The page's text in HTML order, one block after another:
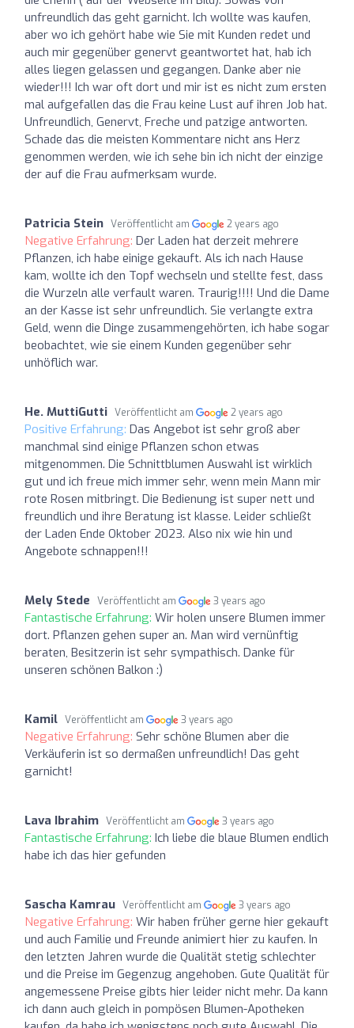
unfreundlich das geht garnicht. Ich wollte was kaufen,
aber wo ich gehört habe wie Sie mit Kunden redet und
auch mir gegenüber genervt geantwortet hat, hab ich
alles liegen gelassen und gegangen. Danke aber nie
wieder!!! Ich war oft dort und mir ist es nicht zum ersten
mal aufgefallen das die Frau keine Lust auf ihren Job hat.
Unfreundlich, Genervt, Freche und patzige antworten.
Schade das die meisten Kommentare nicht ans Herz
genommen werden, wie ich sehe bin ich nicht der einzige
der auf die Frau aufmerksam wurde.
Patricia Stein Veröffentlicht am 2 years ago
Negative Erfahrung: Der Laden hat derzeit mehrere
Pflanzen, ich habe einige gekauft. Als ich nach Hause
kam, wollte ich den Topf wechseln und stellte fest, dass
die Wurzeln alle verfault waren. Traurig!!!! Und die Dame
an der Kasse ist sehr unfreundlich. Sie verlangte extra
Geld, wenn die Dinge zusammengehörten, ich habe sogar
beobachtet, wie sie einem Kunden gegenüber sehr
unhöflich war.
He. MuttiGutti Veröffentlicht am 2 years ago
Positive Erfahrung: Das Angebot ist sehr groß aber
manchmal sind einige Pflanzen schon etwas
mitgenommen. Die Schnittblumen Auswahl ist wirklich
gut und ich freue mich immer sehr, wenn mein Mann mir
rote Rosen mitbringt. Die Bedienung ist super nett und
freundlich und ihre Beratung ist klasse. Leider schließt
der Laden Ende Oktober 2023. Also nix wie hin und
Angebote schnappen!!!
Mely Stede Veröffentlicht am 3 years ago
Fantastische Erfahrung: Wir holen unsere Blumen immer
dort. Pflanzen gehen super an. Man wird vernünftig
beraten, Besitzerin ist sehr sympathisch. Danke für
unseren schönen Balkon :)
Kamil Veröffentlicht am 3 years ago
Negative Erfahrung: Sehr schöne Blumen aber die
Verkäuferin ist so dermaßen unfreundlich! Das geht
garnicht!
Lava Ibrahim Veröffentlicht am 3 years ago
Fantastische Erfahrung: Ich liebe die blaue Blumen endlich
habe ich das hier gefunden
Sascha Kamrau Veröffentlicht am 3 years ago
Negative Erfahrung: Wir haben früher gerne hier gekauft
und auch Familie und Freunde animiert hier zu kaufen. In
den letzten Jahren wurde die Qualität stetig schlechter
und die Preise im Gegenzug angehoben. Gute Qualität für
angemessene Preise gibts hier leider nicht mehr. Da kann
ich dann auch gleich in pompösen Blumen-Apotheken